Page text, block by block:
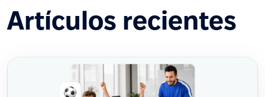
Artículos recientes